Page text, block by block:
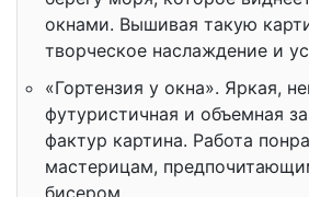
окнами. Вышивая такую
творческое наслаждение и
«Гортензия у окна». Яркая,
футуристичная и объемная
фактур картина. Работа
мастерицам,